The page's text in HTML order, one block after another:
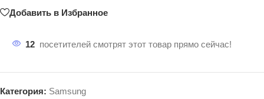
Добавить в Избранное
12 посетителей смотрят этот товар прямо сейчас!
Категория: Samsung